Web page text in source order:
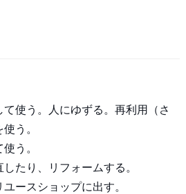
て使う。人にゆずる。再利用（さ
う。
う。
たり、リフォームする。
ースショップに出す。